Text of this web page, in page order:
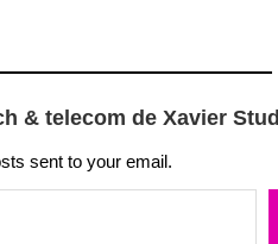
& telecom de Xavier
sent to your email.